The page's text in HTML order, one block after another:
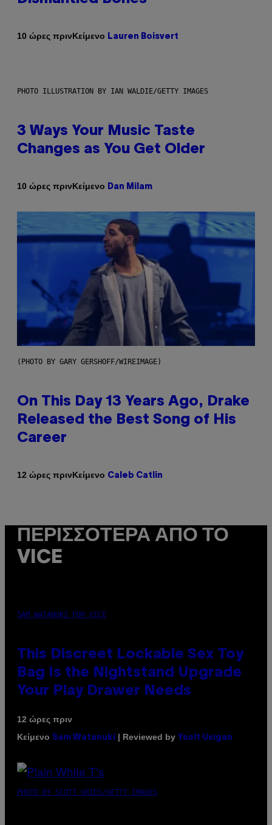
10 ώρες πρινΚείμενο Lauren Boisvert
PHOTO ILLUSTRATION BY IAN WALDIE/GETTY IMAGES
3 Ways Your Music Taste
Changes as You Get Older
10 ώρες πρινΚείμενο Dan Milam
(PHOTO BY GARY GERSHOFF/WIREIMAGE)
On This Day 13 Years Ago, Drake
Released the Best Song of His
Career
12 ώρες πρινΚείμενο Caleb Catlin
ΠΕΡΙΣΣΌΤΕΡΑ ΑΠΌ ΤΟ
VICE
SAM WATANUKI FOR VICE
This Discreet Lockable Sex Toy
Bag Is the Nightstand Upgrade
Your Play Drawer Needs
12 ώρες πριν
Κείμενο Sam Watanuki | Reviewed by Ysolt Usigan
PHOTO BY SCOTT GRIES/GETTY IMAGES